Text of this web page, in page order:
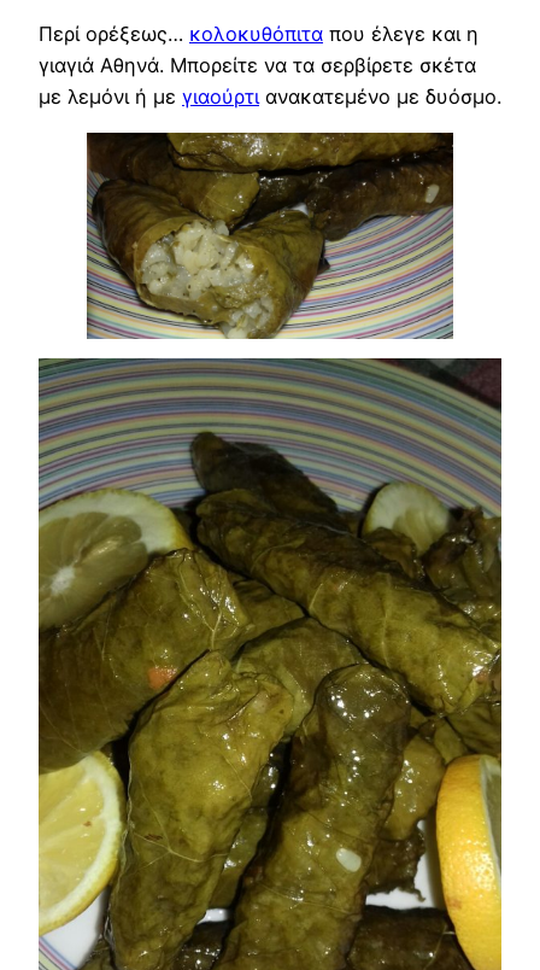
Περί ορέξεως… κολοκυθόπιτα που έλεγε και η
γιαγιά Αθηνά. Μπορείτε να τα σερβίρετε σκέτα
με λεμόνι ή με γιαούρτιανακατεμένο με δυόσμο.